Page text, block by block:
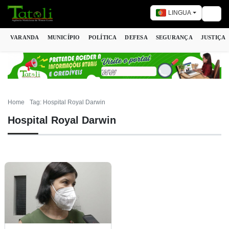
LINGUA
VARANDA MUNICÍPIO POLÍTICA DEFESA SEGURANÇA JUSTIÇA
Home Tag: Hospital Royal Darwin
Hospital Royal Darwin